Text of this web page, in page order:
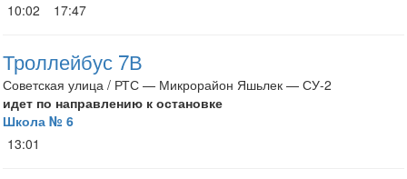
10:02
17:47
Троллейбус 7В
Советская улица / РТС — Микрорайон Яшьлек — СУ-2
идет по направлению к остановке
Школа № 6
13:01